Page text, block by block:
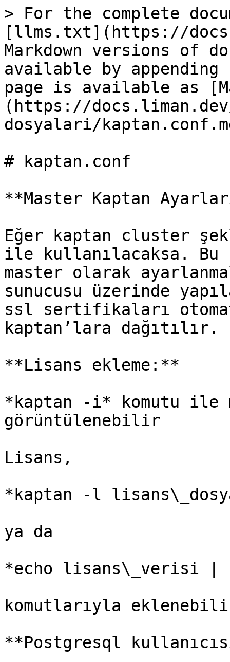
> For the complete
[llms.txt](https://
Markdown versions of
available by
page is available as
(https://
dosyalari/
# kaptan.conf
**Master Kaptan
Eğer kaptan cluster
ile kullanılacaksa. Bu
master olarak
sunucusu üzerinde
ssl sertifikaları
kaptan’lara dağıtılır.
**Lisans ekleme:**
*kaptan -i* komutu ile
görüntülenebilir
Lisans,
*kaptan -l
ya da
*echo lisans\_verisi |
komutlarıyla
**Postgresql